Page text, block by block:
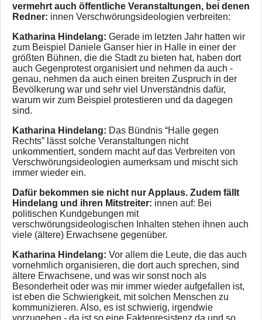
vermehrt auch öffentliche Veranstaltungen, bei denen
Redner: innen Verschwörungsideologien verbreiten:
Katharina Hindelang: Gerade im letzten Jahr hatten wir
zum Beispiel Daniele Ganser hier in Halle in einer der
größten Bühnen, die die Stadt zu bieten hat, haben dort
auch Gegenprotest organisiert und nehmen da auch -
genau, nehmen da auch einen breiten Zuspruch in der
Bevölkerung war und sehr viel Unverständnis dafür,
warum wir zum Beispiel protestieren und da dagegen
sind.
Katharina Hindelang: Das Bündnis “Halle gegen
Rechts” lässt solche Veranstaltungen nicht
unkommentiert, sondern macht auf das Verbreiten von
Verschwörungsideologien aumerksam und mischt sich
immer wieder ein.
Dafür bekommen sie nicht nur Applaus. Zudem fällt
Hindelang und ihren Mitstreiter: innen auf: Bei
politischen Kundgebungen mit
verschwörungsideologischen Inhalten stehen ihnen auch
viele (ältere) Erwachsene gegenüber.
Katharina Hindelang: Vor allem die Leute, die das auch
vornehmlich organisieren, die dort auch sprechen, sind
ältere Erwachsene, und was wir sonst noch als
Besonderheit oder was mir immer wieder aufgefallen ist,
ist eben die Schwierigkeit, mit solchen Menschen zu
kommunizieren. Also, es ist schwierig, irgendwie
vorzugehen - da ist so eine Faktenresistenz da und so